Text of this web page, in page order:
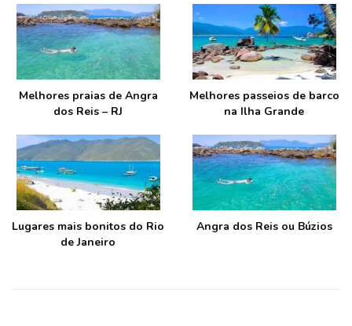
Melhores praias de Angra
dos Reis – RJ
Melhores passeios de barco
na Ilha Grande
Lugares mais bonitos do Rio
de Janeiro
Angra dos Reis ou Búzios